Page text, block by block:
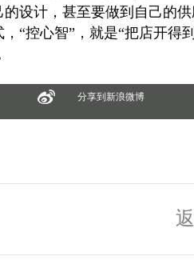
设计，甚至要做到自己的供
“控心智”，就是“把店开得
分享到新浪微博